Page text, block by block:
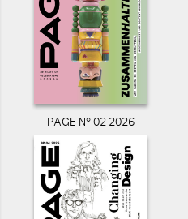
PAGE N° 02 2026